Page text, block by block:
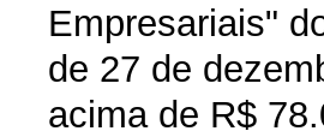
Empresariais"
de 27 de
acima de R$